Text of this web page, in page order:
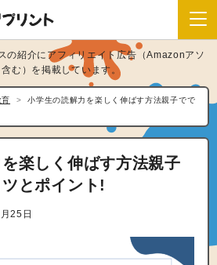
の紹介にアフィリエイト広告（Amazonアソ
む）を掲載しています。
育
小学生の読解力を楽しく伸ばす方法親子でで
楽しく伸ばす方法親子
とポイント!
25日